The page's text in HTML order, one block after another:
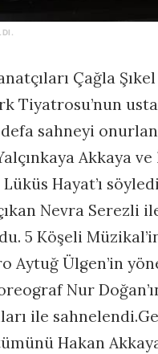
Çağla Şıkel
Tiyatrosu’nun
sahneyi
Akkaya
Hayat’ı
Nevra Serezli
5 Köşeli
Aytuğ Ülgen’in
Nur
ile
Hakan